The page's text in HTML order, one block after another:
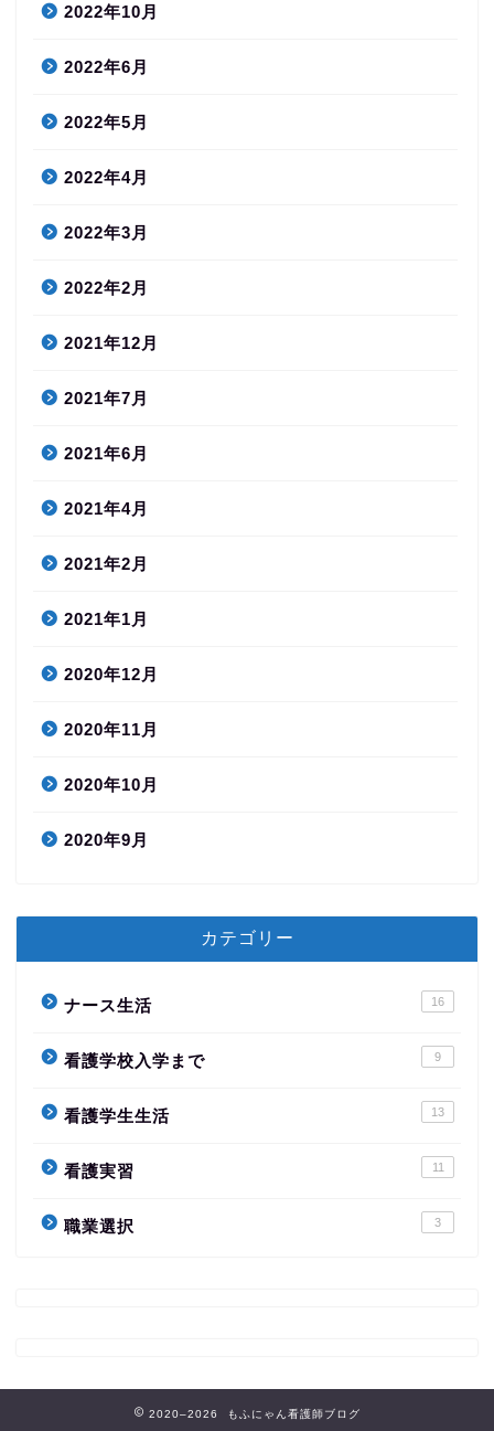
2022年10月
2022年6月
2022年5月
2022年4月
2022年3月
2022年2月
2021年12月
2021年7月
2021年6月
2021年4月
2021年2月
2021年1月
2020年12月
2020年11月
2020年10月
2020年9月
カテゴリー
ナース生活 16
看護学校入学まで 9
看護学生生活 13
看護実習 11
職業選択 3
2020–2026 もふにゃん看護師ブログ